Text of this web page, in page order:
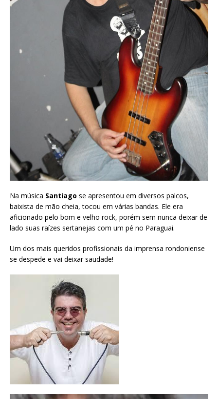
Na música Santiago se apresentou em diversos palcos,
baixista de mão cheia, tocou em várias bandas. Ele era
aficionado pelo bom e velho rock, porém sem nunca deixar de
lado suas raízes sertanejas com um pé no Paraguai.
Um dos mais queridos profissionais da imprensa rondoniense
se despede e vai deixar saudade!